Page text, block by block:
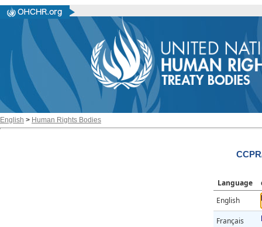
English > Human Rights Bodies
Language
English
Français